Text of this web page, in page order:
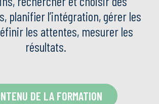
planifier l’intégration, gérer les
les attentes, mesurer les
résultats.
DE LA FORMATION